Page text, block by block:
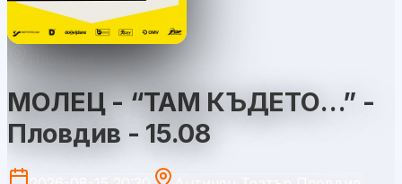
Пловдив
МОЛЕЦ - “ТАМ КЪДЕТО…” -
Пловдив - 15.08